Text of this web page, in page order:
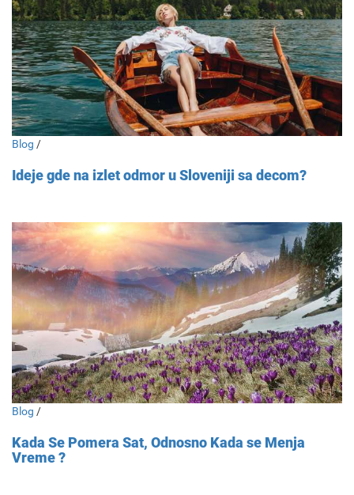
Blog /
Ideje gde na izlet odmor u Sloveniji sa decom?
Blog /
Kada Se Pomera Sat, Odnosno Kada se Menja
Vreme ?